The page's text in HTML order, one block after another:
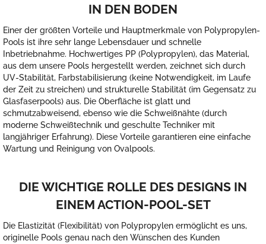
IN DEN BODEN
Einer der größten Vorteile und Hauptmerkmale von Polypropylen-
Pools ist ihre sehr lange Lebensdauer und schnelle
Inbetriebnahme. Hochwertiges PP (Polypropylen), das Material,
aus dem unsere Pools hergestellt werden, zeichnet sich durch
UV-Stabilität, Farbstabilisierung (keine Notwendigkeit, im Laufe
der Zeit zu streichen) und strukturelle Stabilität (im Gegensatz zu
Glasfaserpools) aus. Die Oberfläche ist glatt und
schmutzabweisend, ebenso wie die Schweißnähte (durch
moderne Schweißtechnik und geschulte Techniker mit
langjähriger Erfahrung). Diese Vorteile garantieren eine einfache
Wartung und Reinigung von Ovalpools.
DIE WICHTIGE ROLLE DES DESIGNS IN
EINEM ACTION-POOL-SET
Die Elastizität (Flexibilität) von Polypropylen ermöglicht es uns,
originelle Pools genau nach den Wünschen des Kunden